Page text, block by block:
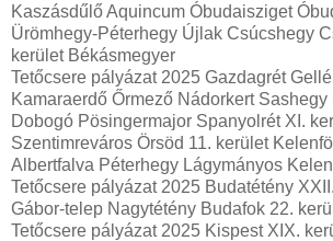
Kaszásdűlő Aquincum Óbudaisziget
Ürömhegy-Péterhegy Újlak Csúcshegy
kerület Békásmegyer
Tetőcsere pályázat 2025 Gazdagrét
Kamaraerdő Őrmező Nádorkert
Dobogó Pösingermajor Spanyolrét XI.
Szentimreváros Örsöd 11. kerület
Albertfalva Péterhegy Lágymányos
Tetőcsere pályázat 2025 Budatétény
Gábor-telep Nagytétény Budafok 22.
Tetőcsere pályázat 2025 Kispest XIX.